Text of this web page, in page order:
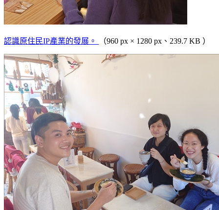
認識原住民IP產業的發展。 （960 px × 1280 px、239.7 KB ）